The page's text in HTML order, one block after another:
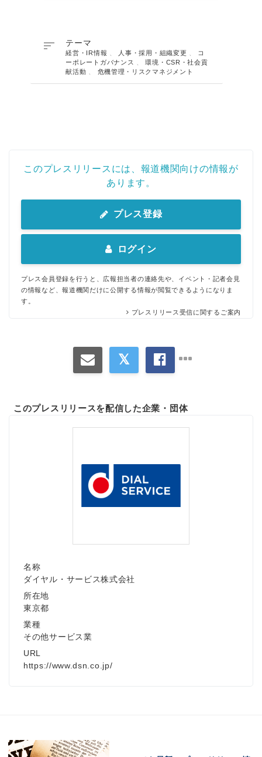
 テーマ
経営・IR情報 人事・採用・組織変更
コ
ーポレートガバナンス
、環境・CSR・社会貢
献活動
危機管理・リスクマネジメント
このプレスリリースには、報道機関向けの情報が
あります。
プレス登録
ログイン
プレス会員登録を行うと、広報担当者の連絡先や、イベント・記者会見
の情報など、報道機関だけに公開する情報が閲覧できるようになりま
す。
プレスリリース受信に関するご案内
このプレスリリースを配信した企業・団体
名称
ダイヤル・サービス株式会社
所在地
東京都
業種
その他サービス業
URL
https://www.dsn.co.jp/